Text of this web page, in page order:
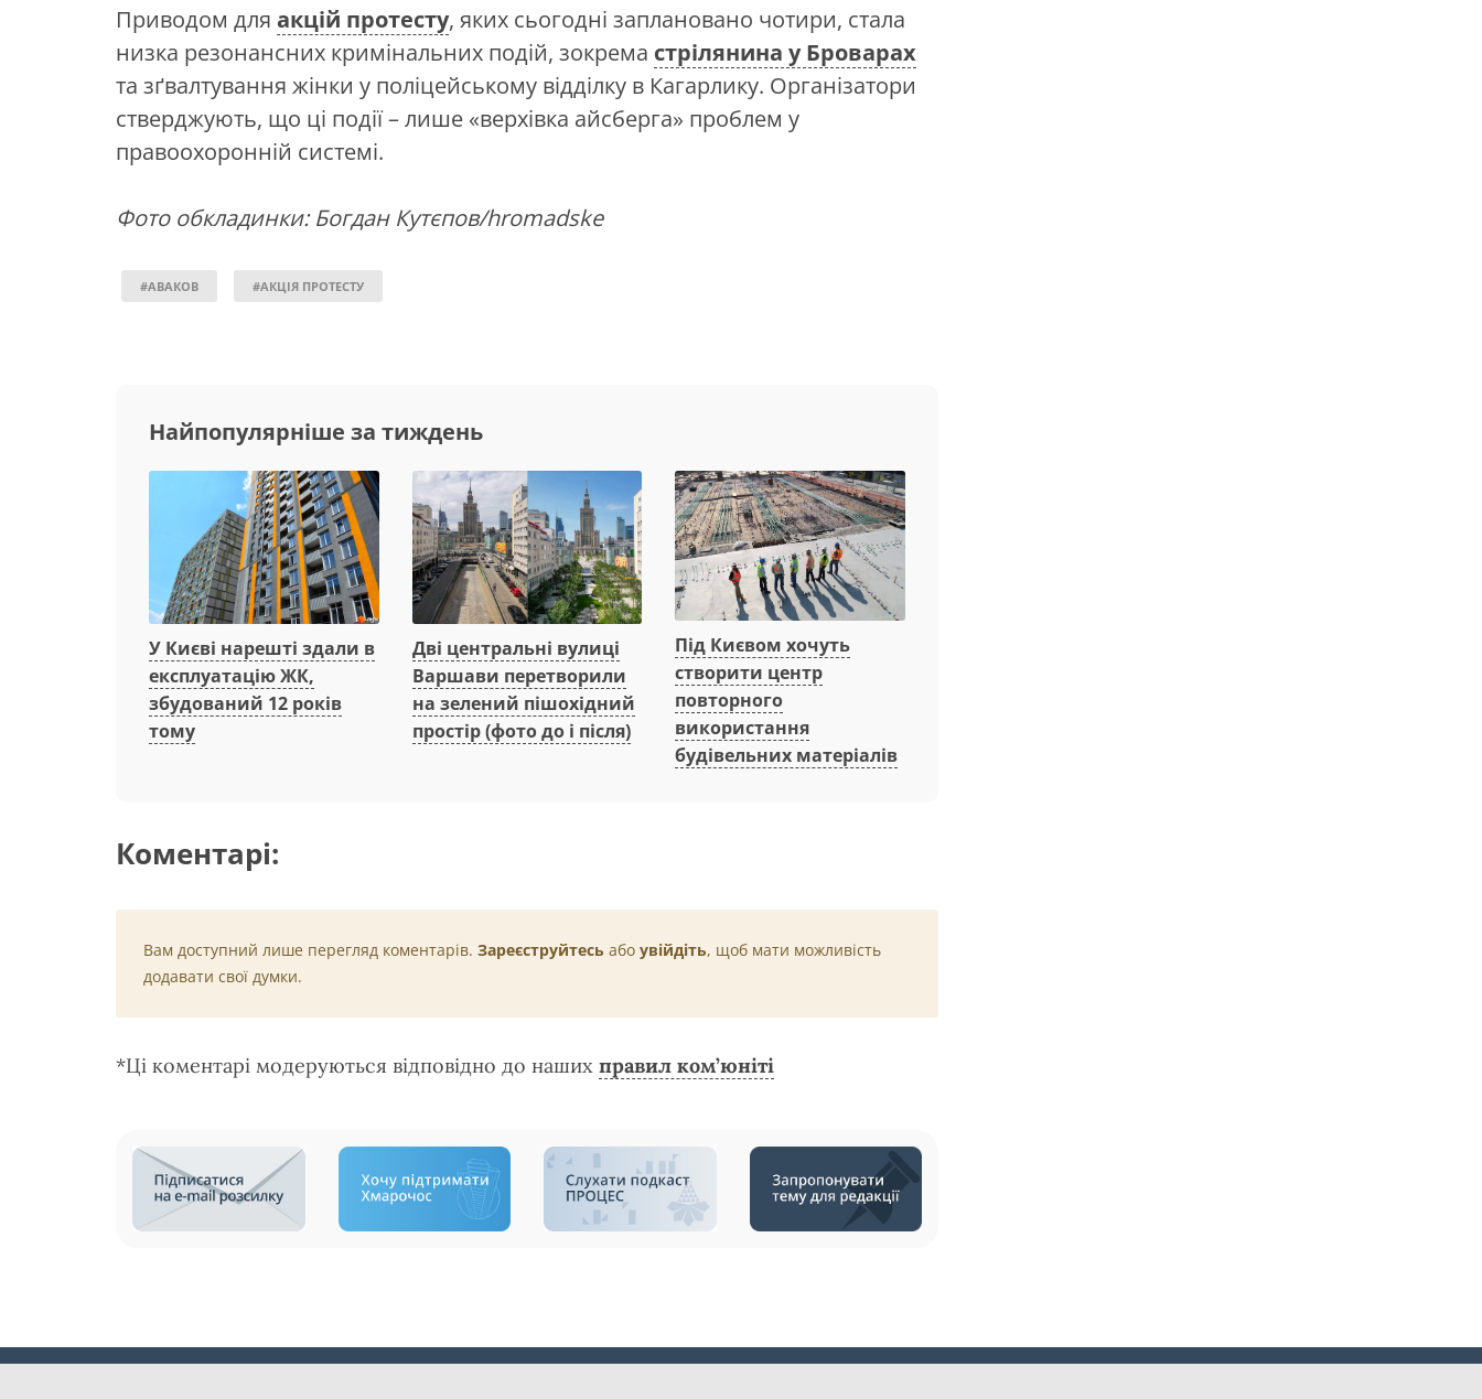
Приводом для акцій протесту, яких сьогодні заплановано чотири, стала
низка резонансних кримінальних подій, зокрема стрілянина у Броварах
та зґвалтування жінки у поліцейському відділку в Кагарлику. Організатори
стверджують, що ці події – лише «верхівка айсберга» проблем у
правоохоронній системі.
Фото обкладинки: Богдан Кутєпов/hromadske
#АВАКОВ #АКЦІЯ ПРОТЕСТУ
Найпопулярніше за тиждень
У Києві нарешті здали в
експлуатацію ЖК,
збудований 12 років
тому
Дві центральні вулиці
Варшави перетворили
на зелений пішохідний
простір (фото до і після)
Під Києвом хочуть
створити центр
повторного
використання
будівельних матеріалів
Коментарі:
Вам доступний лише перегляд коментарів. Зареєструйтесь або увійдіть, щоб мати можливість
додавати свої думки.
*Ці коментарі модеруються відповідно до наших правил ком’юніті